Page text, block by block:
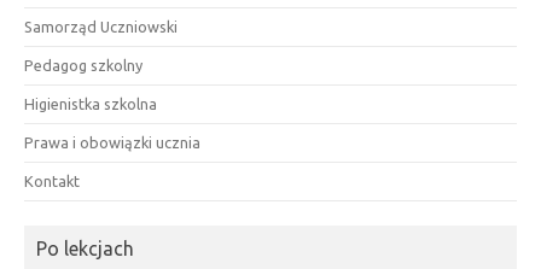
Samorząd Uczniowski
Pedagog szkolny
Higienistka szkolna
Prawa i obowiązki ucznia
Kontakt
Po lekcjach